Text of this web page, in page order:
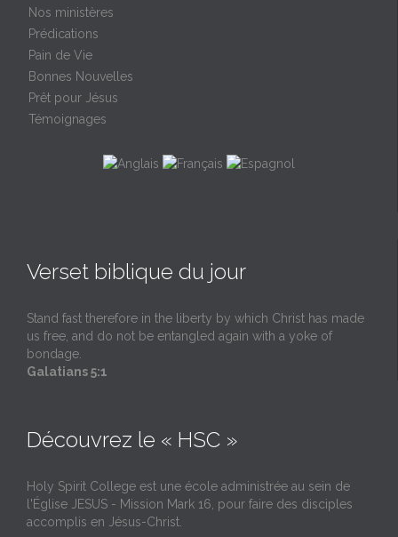
Nos ministères
Prédications
Pain de Vie
Bonnes Nouvelles
Prêt pour Jésus
Témoignages
Verset biblique du jour
Stand fast therefore in the liberty by which Christ has made
us free, and do not be entangled again with a yoke of
bondage.
Galatians 5:1
Découvrez le « HSC »
Holy Spirit College est une école administrée au sein de
l'Église JESUS - Mission Mark 16, pour faire des disciples
accomplis en Jésus-Christ.